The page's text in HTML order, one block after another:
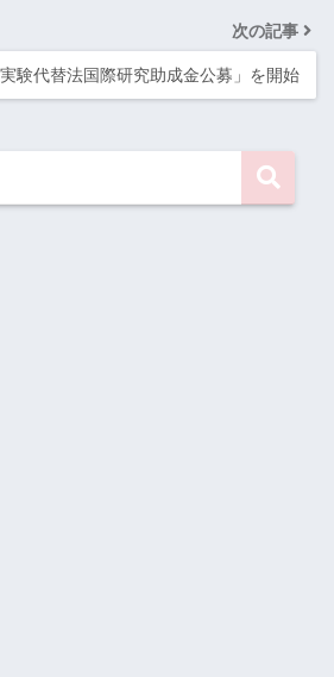
次の記事
験代替法国際研究助成金公募」を開始